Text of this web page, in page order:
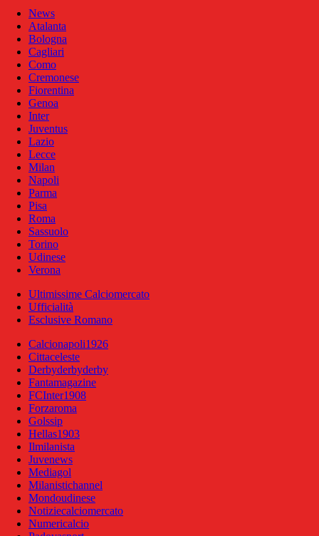
News
Atalanta
Bologna
Cagliari
Como
Cremonese
Fiorentina
Genoa
Inter
Juventus
Lazio
Lecce
Milan
Napoli
Parma
Pisa
Roma
Sassuolo
Torino
Udinese
Verona
Ultimissime Calciomercato
Ufficialità
Esclusive Romano
Calcionapoli1926
Cittaceleste
Derbyderbyderby
Fantamagazine
FCInter1908
Forzaroma
Golssip
Hellas1903
Ilmilanista
Juvenews
Mediagol
Milanistichannel
Mondoudinese
Notiziecalciomercato
Numericalcio